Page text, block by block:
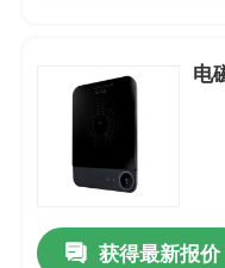
电
获得最新报价